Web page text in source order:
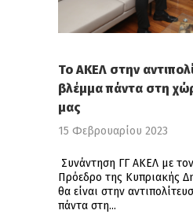
Το ΑΚΕΛ στην
βλέμμα πάντα στη
μας
15 Φεβρουαρίου 2023
Συνάντηση ΓΓ ΑΚΕΛ με
Πρόεδρο της Κυπριακής
θα είναι στην
πάντα στη